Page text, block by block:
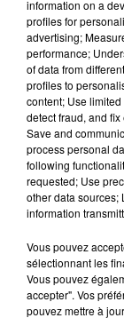
20h00 - 22h00
Les hits de
20h05
20h05
information on a
profiles for
advertising;
performance;
of data from
profiles to
content; Use
detect fraud, and
Save and
process personal
following
requested; Use
other data sources;
information
Vous pouvez
sélectionnant les
Vous pouvez
accepter". Vos
pouvez mettre à